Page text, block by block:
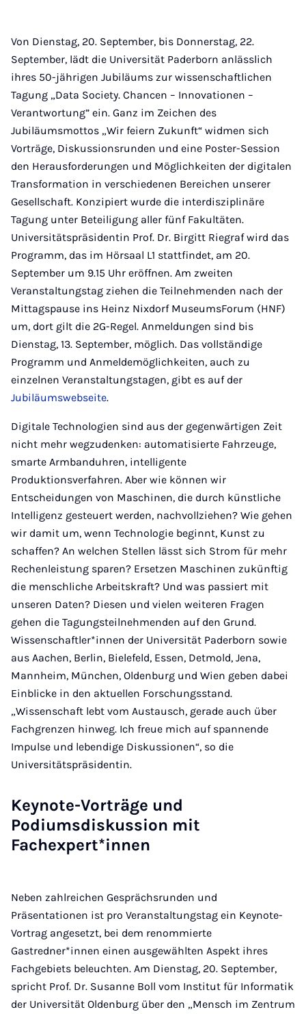
Von Dienstag, 20. September, bis Donnerstag, 22.
September, lädt die Universität Paderborn anlässlich
ihres 50-jährigen Jubiläums zur wissenschaftlichen
Tagung „Data Society. Chancen – Innovationen –
Verantwortung” ein. Ganz im Zeichen des
Jubiläumsmottos „Wir feiern Zukunft“ widmen sich
Vorträge, Diskussionsrunden und eine Poster-Session
den Herausforderungen und Möglichkeiten der digitalen
Transformation in verschiedenen Bereichen unserer
Gesellschaft. Konzipiert wurde die interdisziplinäre
Tagung unter Beteiligung aller fünf Fakultäten.
Universitätspräsidentin Prof. Dr. Birgitt Riegraf wird das
Programm, das im Hörsaal L1 stattfindet, am 20.
September um 9.15 Uhr eröffnen. Am zweiten
Veranstaltungstag ziehen die Teilnehmenden nach der
Mittagspause ins Heinz Nixdorf MuseumsForum (HNF)
um, dort gilt die 2G-Regel. Anmeldungen sind bis
Dienstag, 13. September, möglich. Das vollständige
Programm und Anmeldemöglichkeiten, auch zu
einzelnen Veranstaltungstagen, gibt es auf der
Jubiläumswebseite.
Digitale Technologien sind aus der gegenwärtigen Zeit
nicht mehr wegzudenken: automatisierte Fahrzeuge,
smarte Armbanduhren, intelligente
Produktionsverfahren. Aber wie können wir
Entscheidungen von Maschinen, die durch künstliche
Intelligenz gesteuert werden, nachvollziehen? Wie gehen
wir damit um, wenn Technologie beginnt, Kunst zu
schaffen? An welchen Stellen lässt sich Strom für mehr
Rechenleistung sparen? Ersetzen Maschinen zukünftig
die menschliche Arbeitskraft? Und was passiert mit
unseren Daten? Diesen und vielen weiteren Fragen
gehen die Tagungsteilnehmenden auf den Grund.
Wissenschaftler*innen der Universität Paderborn sowie
aus Aachen, Berlin, Bielefeld, Essen, Detmold, Jena,
Mannheim, München, Oldenburg und Wien geben dabei
Einblicke in den aktuellen Forschungsstand.
„Wissenschaft lebt vom Austausch, gerade auch über
Fachgrenzen hinweg. Ich freue mich auf spannende
Impulse und lebendige Diskussionen“, so die
Universitätspräsidentin.
Keynote-Vorträge und
Podiumsdiskussion mit
Fachexpert*innen
Neben zahlreichen Gesprächsrunden und
Präsentationen ist pro Veranstaltungstag ein Keynote-
Vortrag angesetzt, bei dem renommierte
Gastredner*innen einen ausgewählten Aspekt ihres
Fachgebiets beleuchten. Am Dienstag, 20. September,
spricht Prof. Dr. Susanne Boll vom Institut für Informatik
der Universität Oldenburg über den „Mensch im Zentrum